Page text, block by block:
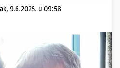
9.6.2025. u 09:58